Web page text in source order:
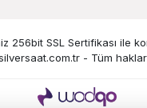
256bit SSL Sertifikası ile
- Tüm